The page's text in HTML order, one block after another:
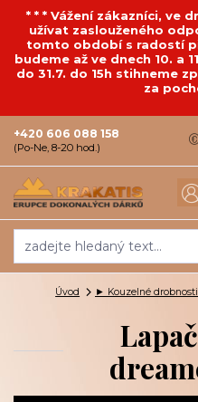
* * * Vážení zákazníci, ve
užívat zaslouženého
tomto období s radostí
budeme až ve dnech 10. a
do 31.7. do 15h stihneme
za
+420 606 088 158
(Po-Ne, 8-20 hod.)
Úvod ► Kouzelné drobnosti